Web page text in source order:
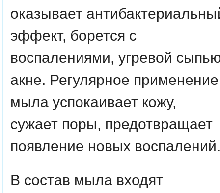
оказывает
эффект, борется с
воспалениями, угревой
акне. Регулярное применение
мыла успокаивает кожу,
сужает поры, предотвращает
появление новых воспалений.
В состав мыла входят